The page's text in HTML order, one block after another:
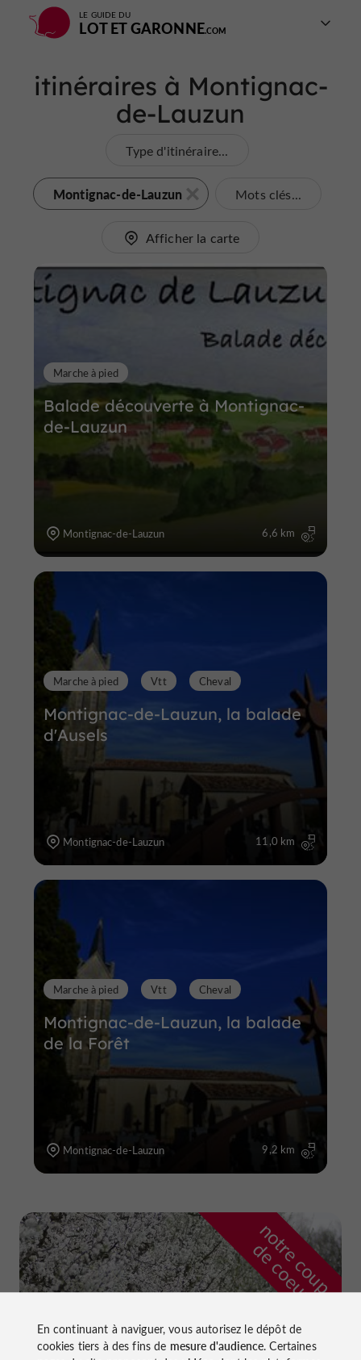
LE GUIDE DU
LOT ET GARONNE
itinéraires à Montignac-
de-Lauzun
Type d'itinéraire...
Montignac-de-Lauzun Mots clés...
Afficher la carte
Balade découverte à Montignac-
de-Lauzun
Marche à pied
Montignac-de-Lauzun 6,6 km
Montignac-de-Lauzun, la balade
d'Ausels
Marche à pied Vtt Cheval
Montignac-de-Lauzun 11,0 km
Montignac-de-Lauzun, la balade
de la Forêt
Marche à pied Vtt Cheval
Montignac-de-Lauzun 9,2 km
n
o
t
r
e
c
o
u
p
d
e
c
o
e
u
r
En continuant à naviguer, vous autorisez le dépôt de
cookies tiers à des fins de mesure d'audience. Certaines